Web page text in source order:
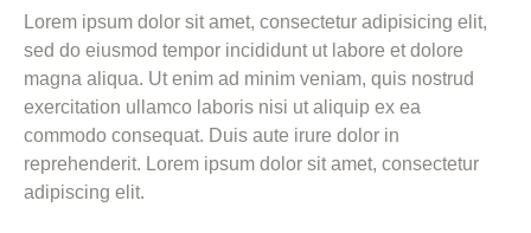
Lorem ipsum dolor sit amet, consectetur adipisicing elit,
sed do eiusmod tempor incididunt ut labore et dolore
magna aliqua. Ut enim ad minim veniam, quis nostrud
exercitation ullamco laboris nisi ut aliquip ex ea
commodo consequat. Duis aute irure dolor in
reprehenderit. Lorem ipsum dolor sit amet, consectetur
adipiscing elit.